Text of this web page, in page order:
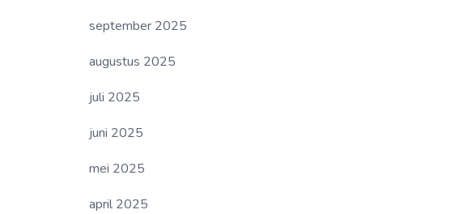
september 2025
augustus 2025
juli 2025
juni 2025
mei 2025
april 2025